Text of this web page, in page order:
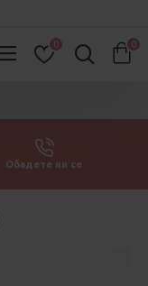
0 0
Обадете ни се